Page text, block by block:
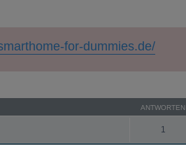
for-dummies.de/
ANTWORTEN
1